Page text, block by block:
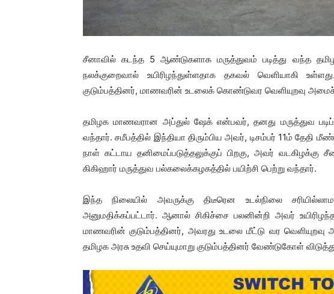
சீனாவில் கடந்த 5 ஆண்டுகளாக மருத்துவம் படித்து வந்த
நலக்குறைவால் உயிரிழந்துள்ளதாக தகவல் வெளியாகி
குடும்பத்தினர், மாணவரின் உடலைக் கொண்டுவர வெளியுறவு
தமிழக மாணவரான அப்துல் ஷேக் என்பவர், தனது மருத்துவ
வந்தார். சமீபத்தில் இந்தியா திரும்பிய அவர், டிசம்பர் 11ம் தேதி
நாள் கட்டாய தனிமைப்படுத்தலுக்குப் பிறகு, அவர்
கிகிஹார் மருத்துவ பல்கலைக்கழகத்தில் பயிற்சி பெற்று வந்தார்.
இந்த நிலையில் அவருக்கு திடீரென உடல்நிலை
அனுமதிக்கப்பட்டார். ஆனால் சிகிச்சை பலனின்றி அவர்
மாணவரின் குடும்பத்தினர், அவரது உடலை மீட்டு வர
தமிழக அரசு உதவி செய்யுமாறு குடும்பத்தினர் வேண்டுகோள்